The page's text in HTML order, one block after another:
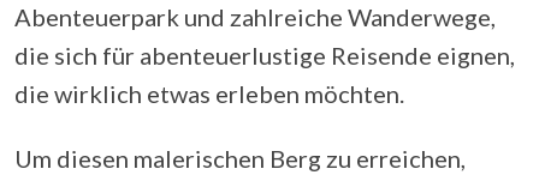
Abenteuerpark und zahlreiche Wanderwege,
die sich für abenteuerlustige Reisende eignen,
die wirklich etwas erleben möchten.
Um diesen malerischen Berg zu erreichen,